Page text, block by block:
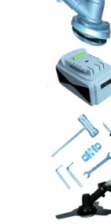
hviezdičiek.